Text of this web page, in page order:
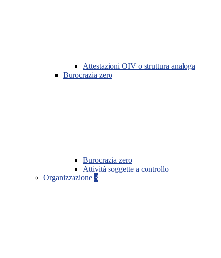
Attestazioni OIV o struttura analoga
Burocrazia zero
Burocrazia zero
Attività soggette a controllo
Organizzazione 3